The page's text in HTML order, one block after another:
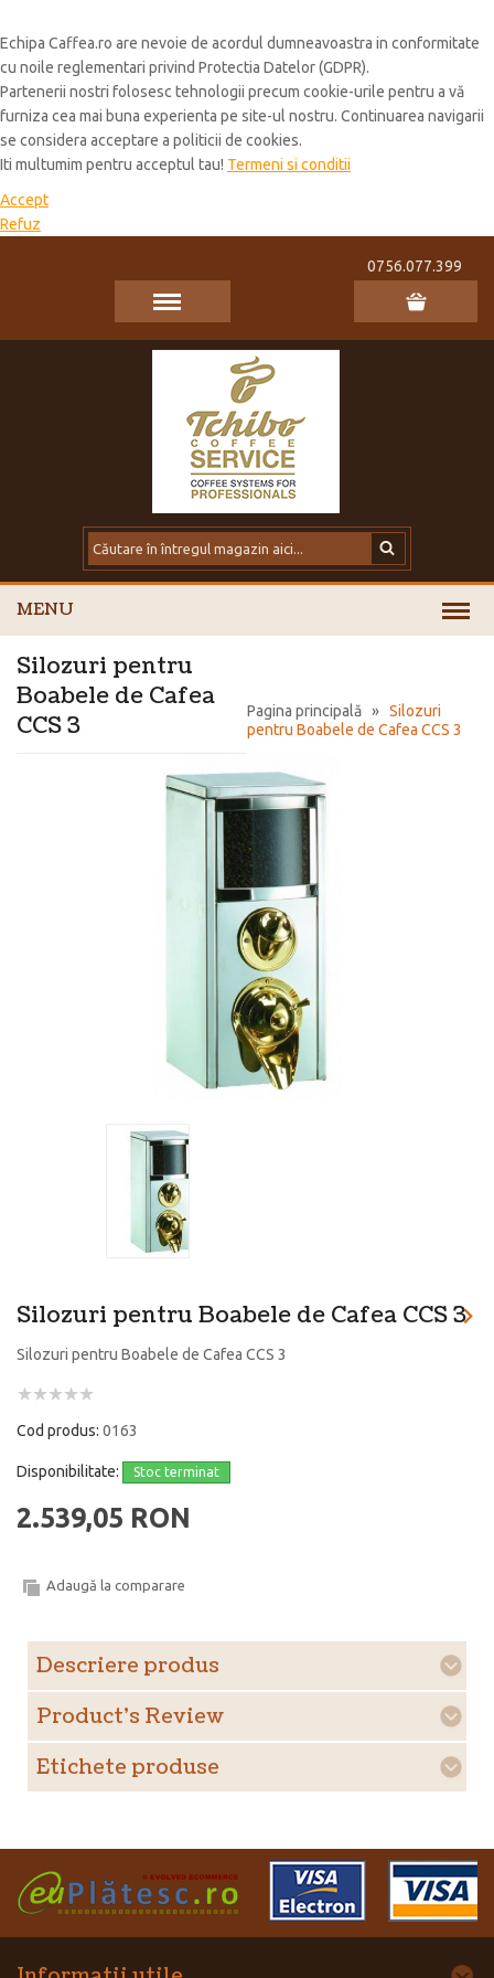
Echipa Caffea.ro are nevoie de acordul dumneavoastra in conformitate
cu noile reglementari privind Protectia Datelor (GDPR).
Partenerii nostri folosesc tehnologii precum cookie-urile pentru a vă
furniza cea mai buna experienta pe site-ul nostru. Continuarea navigarii
se considera acceptare a politicii de cookies.
Iti multumim pentru acceptul tau! Termeni si conditii
Accept
Refuz
0756.077.399
MENU
Pagina principală » Silozuri
pentru Boabele de Cafea CCS 3
Silozuri pentru
Boabele de Cafea
CCS 3
Silozuri pentru Boabele de Cafea CCS 3
Silozuri pentru Boabele de Cafea CCS 3
Cod produs: 0163
Disponibilitate: Stoc terminat
2.539,05 RON
Adaugă la comparare
Descriere produs
Product's Review
Etichete produse